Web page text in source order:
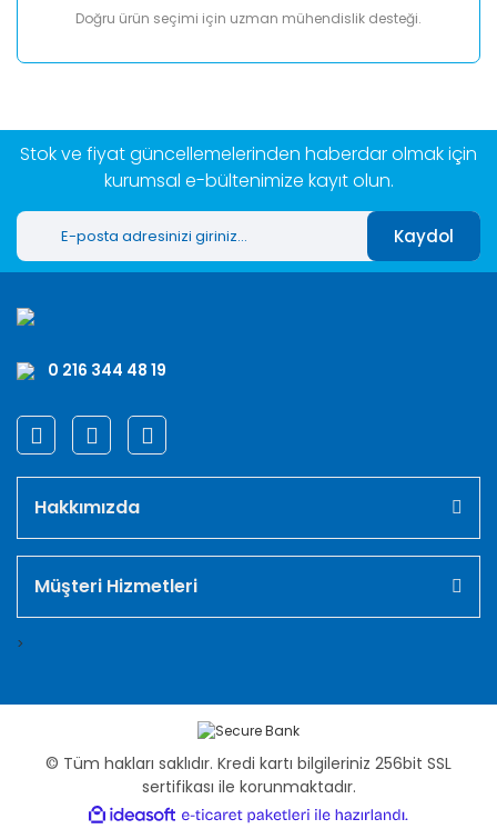
Doğru ürün seçimi için uzman mühendislik desteği.
Stok ve fiyat güncellemelerinden haberdar olmak için
kurumsal e-bültenimize kayıt olun.
Kaydol
0 216 344 48 19
Hakkımızda
Müşteri Hizmetleri
>
© Tüm hakları saklıdır. Kredi kartı bilgileriniz 256bit SSL
sertifikası ile korunmaktadır.
ideasoft
e-